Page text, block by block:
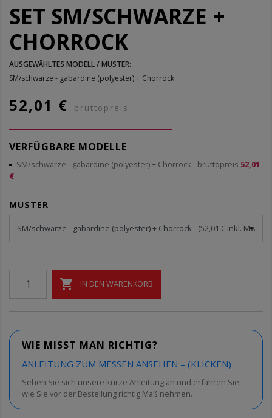
SET SM/SCHWARZE +
CHORROCK
AUSGEWÄHLTES MODELL / MUSTER:
SM/schwarze - gabardine (polyester) + Chorrock
52,01 € bruttopreis
VERFÜGBARE MODELLE
SM/schwarze - gabardine (polyester) + Chorrock - bruttopreis 52,01
€
MUSTER
 IN DEN WARENKORB
WIE MISST MAN RICHTIG?
ANLEITUNG ZUM MESSEN ANSEHEN – (KLICKEN)
Sehen Sie sich unsere kurze Anleitung an und erfahren Sie,
wie Sie vor der Bestellung richtig Maß nehmen.